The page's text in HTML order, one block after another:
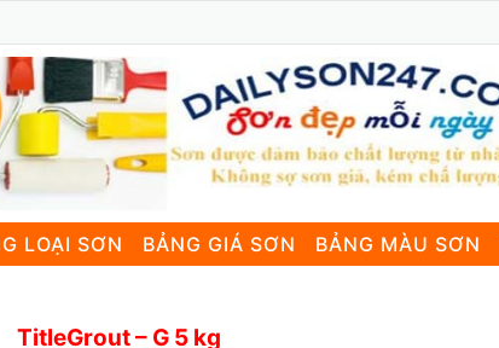
LOẠI SƠN BẢNG GIÁ SƠN BẢNG MÀU SƠN
TitleGrout – G 5 kg